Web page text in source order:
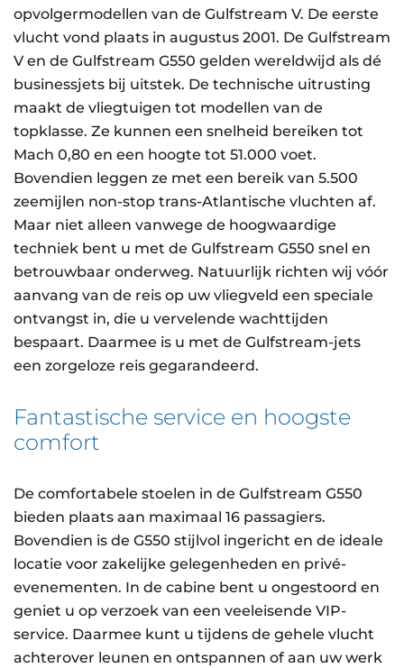
opvolgermodellen van de Gulfstream V. De eerste
vlucht vond plaats in augustus 2001. De Gulfstream
V en de Gulfstream G550 gelden wereldwijd als dé
businessjets bij uitstek. De technische uitrusting
maakt de vliegtuigen tot modellen van de
topklasse. Ze kunnen een snelheid bereiken tot
Mach 0,80 en een hoogte tot 51.000 voet.
Bovendien leggen ze met een bereik van 5.500
zeemijlen non-stop trans-Atlantische vluchten af.
Maar niet alleen vanwege de hoogwaardige
techniek bent u met de Gulfstream G550 snel en
betrouwbaar onderweg. Natuurlijk richten wij vóór
aanvang van de reis op uw vliegveld een speciale
ontvangst in, die u vervelende wachttijden
bespaart. Daarmee is u met de Gulfstream-jets
een zorgeloze reis gegarandeerd.
Fantastische service en hoogste
comfort
De comfortabele stoelen in de Gulfstream G550
bieden plaats aan maximaal 16 passagiers.
Bovendien is de G550 stijlvol ingericht en de ideale
locatie voor zakelijke gelegenheden en privé-
evenementen. In de cabine bent u ongestoord en
geniet u op verzoek van een veeleisende VIP-
service. Daarmee kunt u tijdens de gehele vlucht
achterover leunen en ontspannen of aan uw werk